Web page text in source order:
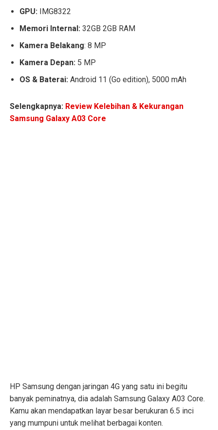
GPU: IMG8322
Memori Internal: 32GB 2GB RAM
Kamera Belakang: 8 MP
Kamera Depan: 5 MP
OS & Baterai: Android 11 (Go edition), 5000 mAh
Selengkapnya: Review Kelebihan & Kekurangan
Samsung Galaxy A03 Core
HP Samsung dengan jaringan 4G yang satu ini begitu
banyak peminatnya, dia adalah Samsung Galaxy A03 Core.
Kamu akan mendapatkan layar besar berukuran 6.5 inci
yang mumpuni untuk melihat berbagai konten.